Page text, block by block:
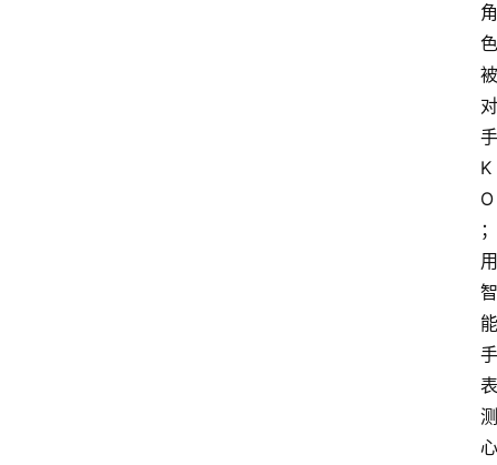
角
色
被
对
手
K
O
；
用
智
能
手
表
测
心